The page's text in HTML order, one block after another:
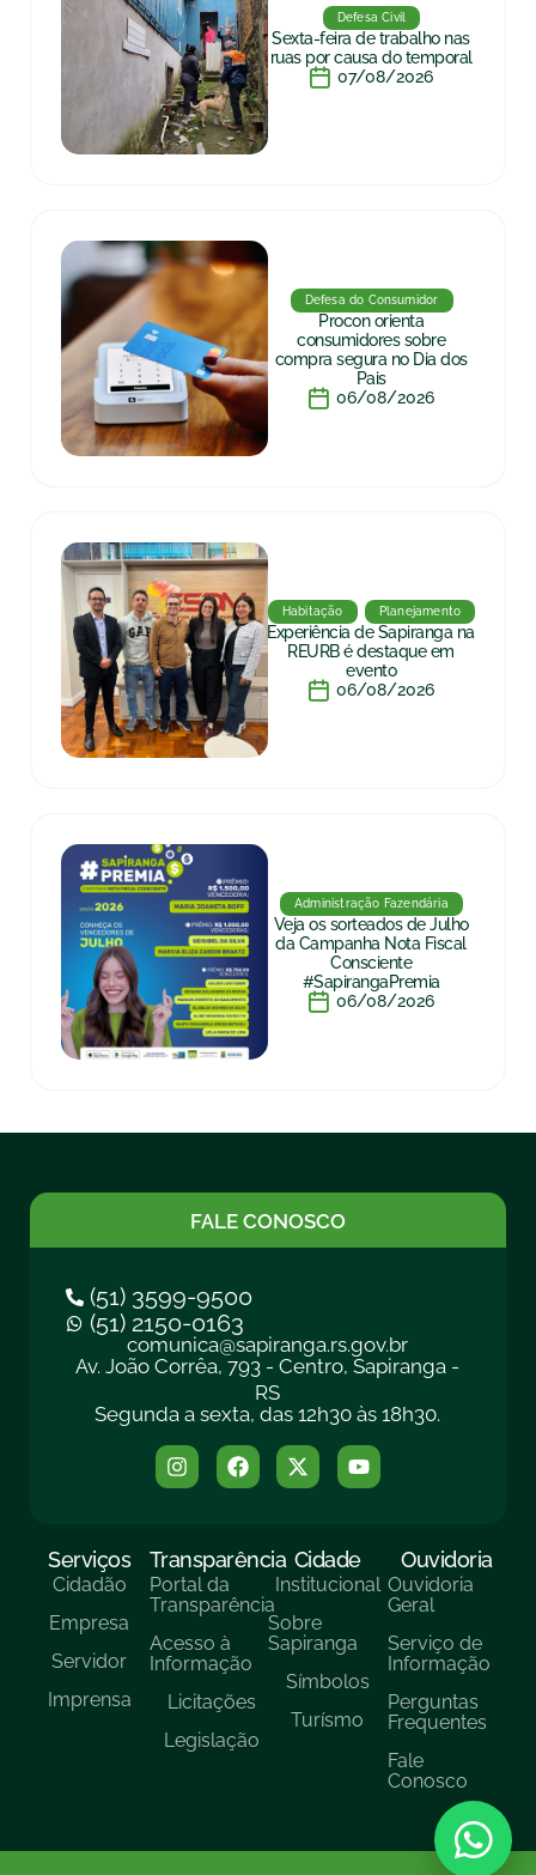
Defesa Civil
Sexta-feira de trabalho nas
ruas por causa do temporal
07/08/2026
Defesa do Consumidor
Procon orienta
consumidores sobre
compra segura no Dia dos
Pais
06/08/2026
Habitação Planejamento
Experiência de Sapiranga na
REURB é destaque em
evento
06/08/2026
Administração Fazendária
Veja os sorteados de Julho
da Campanha Nota Fiscal
Consciente
#SapirangaPremia
06/08/2026
FALE CONOSCO
(51) 3599-9500
(51) 2150-0163
comunica@sapiranga.rs.gov.br
Av. João Corrêa, 793 - Centro, Sapiranga -
RS
Segunda a sexta, das 12h30 às 18h30.
Serviços
Cidadão
Empresa
Servidor
Imprensa
Transparência
Portal da
Transparência
Acesso à
Informação
Licitações
Legislação
Cidade
Institucional
Sobre
Sapiranga
Símbolos
Turísmo
Ouvidoria
Ouvidoria
Geral
Serviço de
Informação
Perguntas
Frequentes
Fale
Conosco